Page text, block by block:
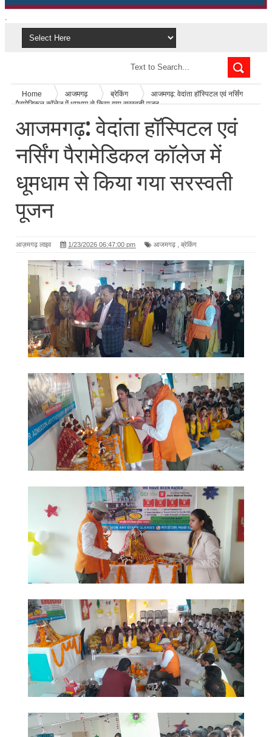
.
Home आजमगढ़ ब्रेकिंग
आजमगढ़: वेदांता हॉस्पिटल एवं नर्सिंग
पैरामेडिकल कॉलेज में धूमधाम से किया गया सरस्वती पूजन
आजमगढ़: वेदांता हॉस्पिटल एवं
नर्सिंग पैरामेडिकल कॉलेज में
धूमधाम से किया गया सरस्वती
पूजन
आज़मगढ़ लाइव 1/23/2026 06:47:00 pm आजमगढ़ ब्रेकिंग